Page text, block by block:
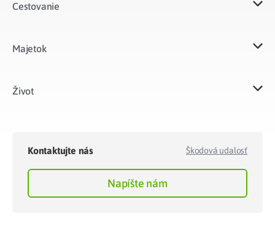
Cestovanie
Majetok​
Život​
Kontaktujte nás Škodová udalosť
Napíšte nám